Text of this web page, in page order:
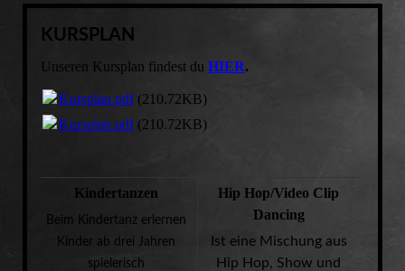
KURSPLAN
Unseren Kursplan findest du HIER.
Kursplan.pdf(210.72KB)
Kursplan.pdf(210.72KB)
Kindertanzen
Beim Kindertanz erlernen
Kinder ab drei Jahren
spielerisch
Hip Hop/Video Clip
Dancing
Ist eine Mischung aus
Hip Hop, Show und